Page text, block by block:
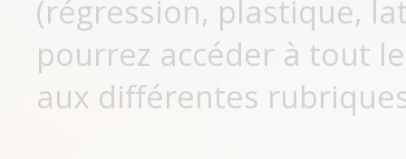
(régression, plastique,
pourrez accéder à tout
aux différentes